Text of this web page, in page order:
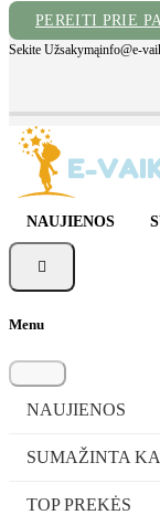
PEREITI PRIE
Sekite Užsakymąinfo@e-
NAUJIENOS

Menu
NAUJIENOS
SUMAŽINTA
TOP PREKĖS